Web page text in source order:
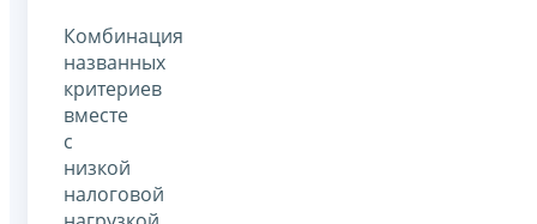
Комбинация
названных
критериев
вместе
с
низкой
налоговой